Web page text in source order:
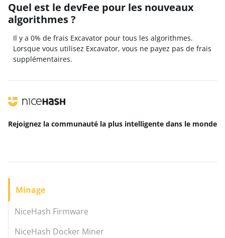
Quel est le devFee pour les nouveaux
algorithmes ?
Il y a 0% de frais Excavator pour tous les algorithmes.
Lorsque vous utilisez Excavator, vous ne payez pas de frais
supplémentaires.
Rejoignez la communauté la plus intelligente dans le monde
Minage
NiceHash Firmware
NiceHash Docker Miner